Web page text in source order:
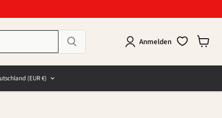
Anmelden
(EUR €)